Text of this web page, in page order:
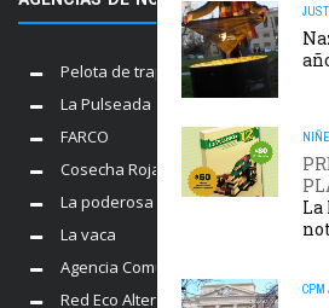
La
CPM
Pelota de trapo
La Pulseada
FARCO
Cosecha Roja
La poderosa
La vaca
Agencia Comunica
Red Eco Alternativo